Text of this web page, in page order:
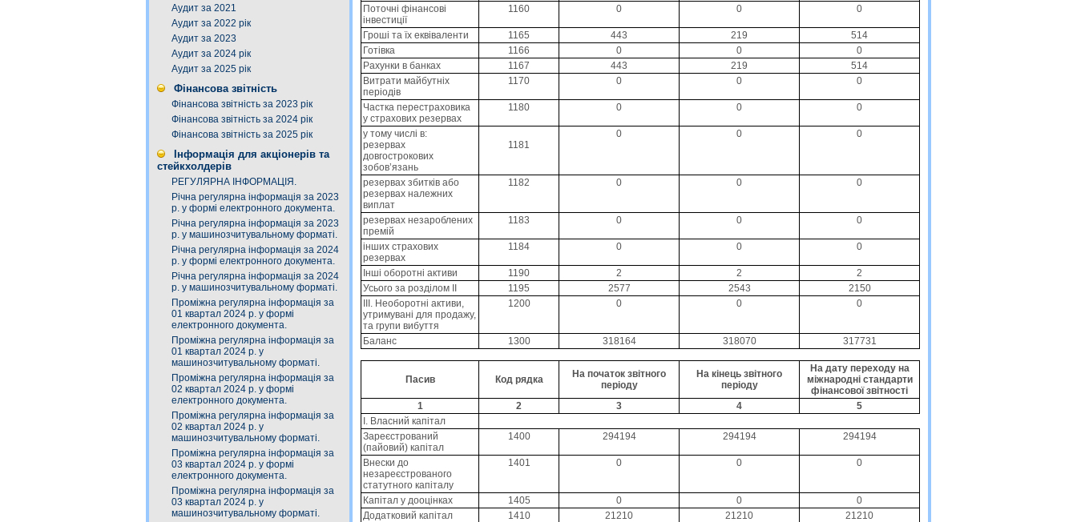
Аудит за 2021
Аудит за 2022 рік
Аудит за 2023
Аудит за 2024 рік
Аудит за 2025 рік
Фінансова звітність
Фінансова звітність за 2023 рік
Фінансова звітність за 2024 рік
Фінансова звітність за 2025 рік
Інформація для акціонерів та
стейкхолдерів
РЕГУЛЯРНА ІНФОРМАЦІЯ.
Річна регулярна інформація за 2023
р. у формі електронного документа.
Річна регулярна інформація за 2023
р. у машинозчитувальному форматі.
Річна регулярна інформація за 2024
р. у формі електронного документа.
Річна регулярна інформація за 2024
р. у машинозчитувальному форматі.
Проміжна регулярна інформація за
01 квартал 2024 р. у формі
електронного документа.
Проміжна регулярна інформація за
01 квартал 2024 р. у
машинозчитувальному форматі.
Проміжна регулярна інформація за
02 квартал 2024 р. у формі
електронного документа.
Проміжна регулярна інформація за
02 квартал 2024 р. у
машинозчитувальному форматі.
Проміжна регулярна інформація за
03 квартал 2024 р. у формі
електронного документа.
Проміжна регулярна інформація за
03 квартал 2024 р. у
машинозчитувальному форматі.
Поточні фінансові
інвестиції
1160 0 0 0
Гроші та їх еквіваленти 1165 443 219
514
Готівка
1166 0 0
0
Рахунки в банках
1167 443 219
514
Витрати майбутніх
періодів
1170 0 0 0
Частка перестраховика
у страхових резервах
1180 0 0 0
у тому числі в:
резервах
довгострокових
зобов’язань
1181
0 0 0
резервах збитків або
резервах належних
виплат
1182 0 0 0
резервах незароблених
премій
1183 0 0 0
інших страхових
резервах
1184 0 0 0
Інші оборотні активи 1190 2 2
2
Усього за розділом II
1195 2577 2543
2150
III. Необоротні активи,
утримувані для продажу,
та групи вибуття
1200 0 0 0
Баланс 1300 318164 318070 317731
Пасив Код рядка
На початок звітного
періоду
На кінець звітного
періоду
На дату переходу на
міжнародні стандарти
фінансової звітності
1
2 3 4
5
I. Власний капітал
Зареєстрований
(пайовий) капітал
1400 294194 294194 294194
Внески до
незареєстрованого
статутного капіталу
1401 0 0 0
Капітал у дооцінках 1405 0 0
0
Додатковий капітал
1410 21210 21210
21210